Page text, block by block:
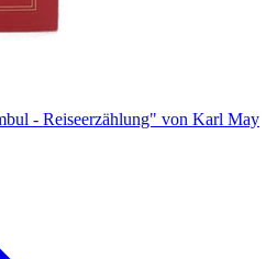
- Reiseerzählung" von Karl May